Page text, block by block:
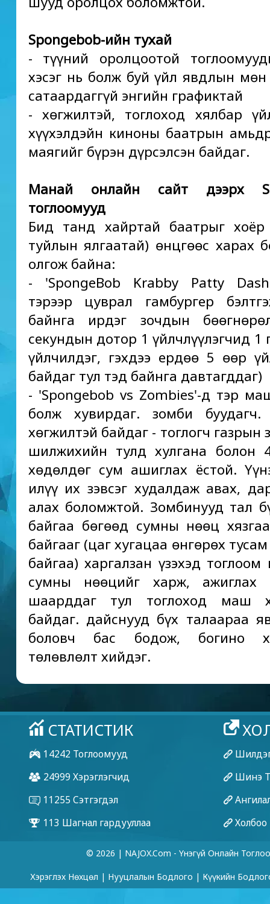
Spongebob-ийн тухай
- түүний оролцоотой
хэсэг нь болж буй үйл явдлын
сатаардаггүй энгийн графиктай
- хөгжилтэй, тоглоход хялбар
хүүхэлдэйн киноны баатрын
маягийг бүрэн дүрсэлсэн байдаг.
Манай онлайн сайт дээрх
тоглоомууд
Бид танд хайртай баатрыг
туйлын ялгаатай) өнцгөөс харах
олгож байна:
- 'SpongeBob Krabby Patty
тэрээр цуврал гамбургер
байнга ирдэг зочдын
секундын дотор 1 үйлчлүүлэгчид 1
үйлчилдэг, гэхдээ ердөө 5 өөр
байдаг тул тэд байнга давтагддаг)
- 'Spongebob vs Zombies'-д тэр
болж хувирдаг. зомби буудагч.
хөгжилтэй байдаг - тоглогч газрын
шилжихийн тулд хулгана болон
хөдөлдөг сум ашиглах ёстой.
илүү их зэвсэг худалдаж авах,
алах боломжтой. Зомбинууд тал
байгаа бөгөөд сумны нөөц
байгааг (цаг хугацаа өнгөрөх
байгаа) харгалзан үзэхэд тоглоом
сумны нөөцийг харж, ажиглах
шаарддаг тул тоглоход маш
байдаг. дайснууд бүх талаараа
боловч бас бодож, богино
төлөвлөлт хийдэг.
© 2026 | NAJOX.com - Үнэгүй Онлайн
Хэрэглэх Нөхцөл | Нууцлалын Бодлого | Күүкийн